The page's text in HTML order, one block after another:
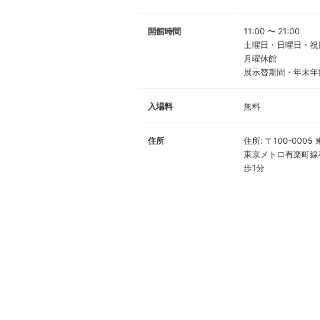
開館時間 11:00 〜 21:00
土曜日・日曜日・
月曜休館
展示替期間・年末
入場料 無料
住所 住所: 〒100-0005
東京メトロ有楽町
歩1分